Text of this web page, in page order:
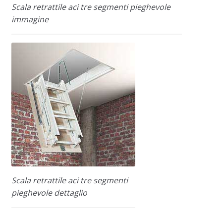
Scala retrattile aci tre segmenti pieghevole
immagine
Scala retrattile aci tre segmenti
pieghevole dettaglio